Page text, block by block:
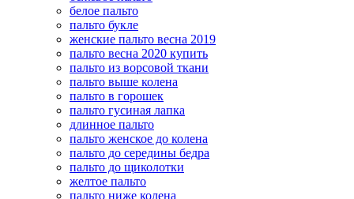
белое пальто
пальто букле
женские пальто весна 2019
пальто весна 2020 купить
пальто из ворсовой ткани
пальто выше колена
пальто в горошек
пальто гусиная лапка
длинное пальто
пальто женское до колена
пальто до середины бедра
пальто до щиколотки
желтое пальто
пальто ниже колена